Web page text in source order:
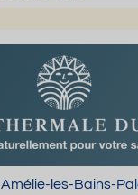
Amélie-les-Bains-